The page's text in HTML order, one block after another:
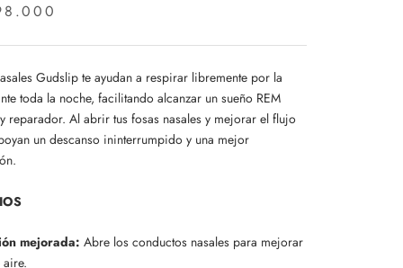
Gudslip te ayudan a respirar libremente por la
toda la noche, facilitando alcanzar un sueño REM
reparador. Al abrir tus fosas nasales y mejorar el flujo
un descanso ininterrumpido y una mejor
mejorada: Abre los conductos nasales para mejorar